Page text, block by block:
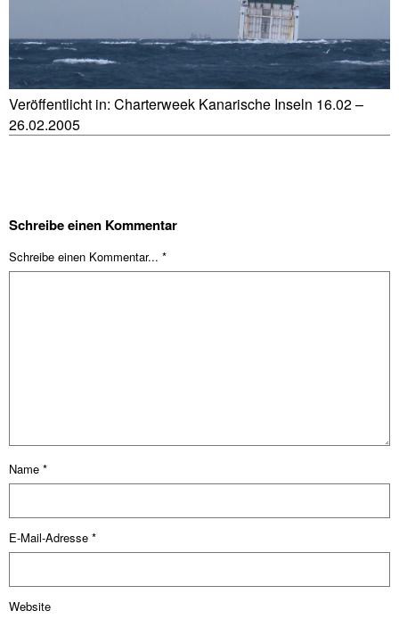
Veröffentlicht in: Charterweek Kanarische Inseln 16.02 –
26.02.2005
Schreibe einen Kommentar
Schreibe einen Kommentar... *
Name *
E-Mail-Adresse *
Website